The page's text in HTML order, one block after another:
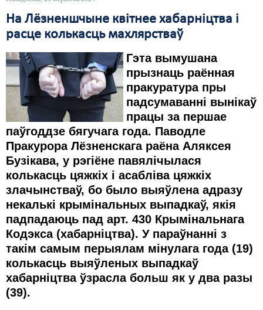
На Лёзненшчыне квітнее хабарніцтва і
расце колькасць махлярстваў
Гэта вымушана
прызнаць раённая
пракуратура пры
падсумаванні вынікаў
працы за першае
паўгоддзе бягучага года. Паводле
Пракурора Лёзненскага раёна Аляксея
Бузікава, у рэгіёне павялічылася
колькасць цяжкіх і асабліва цяжкіх
злачынстваў, бо было выяўлена адразу
некалькі крымінальных выпадкаў, якія
падпадаюць пад арт. 430 Крымінальнага
Кодэкса (хабарніцтва). У параўнанні з
такім самым перыялам мінулага года (19)
колькасць выяўленых выпадкаў
хабарніцтва ўзрасла больш як у два разы
(39).